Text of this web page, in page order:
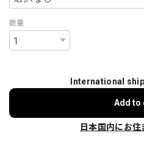
数量
International
Add to
日本国内にお